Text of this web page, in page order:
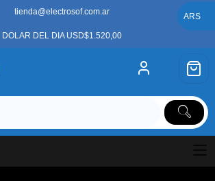
tienda@electrosof.com.ar
DOLAR DEL DIA USD$1.520,00
ARS